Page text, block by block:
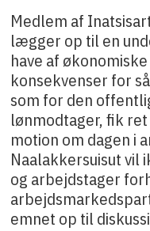
Medlem af
lægger op til en
have af
konsekvenser for
som for den
lønmodtager, fik
motion om dagen i
Naalakkersuisut vil
og arbejdstager
emnet op til